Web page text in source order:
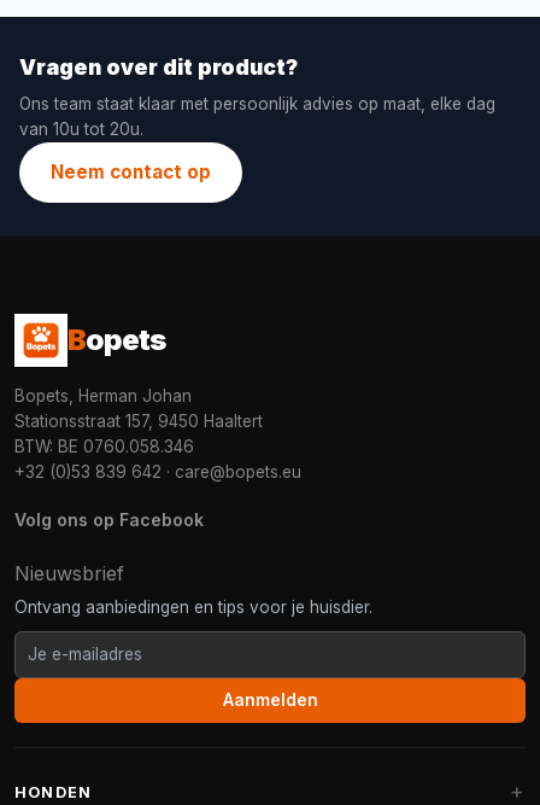
Vragen over dit product?
Ons team staat klaar met persoonlijk advies op maat, elke dag
van 10u tot 20u.
Neem contact op
Bopets
Bopets, Herman Johan
Stationsstraat 157, 9450 Haaltert
BTW: BE 0760.058.346
+32 (0)53 839 642 · care@bopets.eu
Volg ons op Facebook
Nieuwsbrief
Ontvang aanbiedingen en tips voor je huisdier.
Aanmelden
HONDEN